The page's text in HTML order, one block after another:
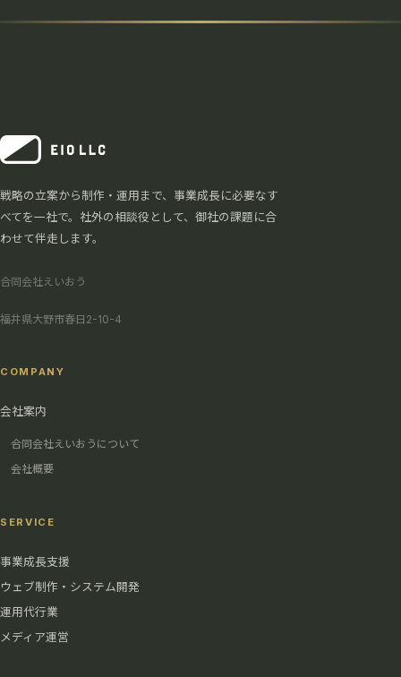
戦略の立案から制作・運用まで、事業成長に必要なす
べてを一社で。社外の相談役として、御社の課題に合
わせて伴走します。
合同会社えいおう
福井県大野市春日2-10-4
COMPANY
会社案内
合同会社えいおうについて
会社概要
SERVICE
事業成長支援
ウェブ制作・システム開発
運用代行業
メディア運営